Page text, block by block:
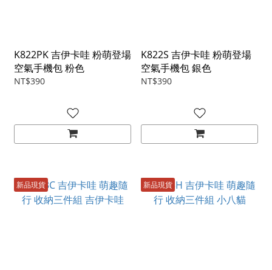
K822PK 吉伊卡哇 粉萌登場
空氣手機包 粉色
NT$390
K822S 吉伊卡哇 粉萌登場
空氣手機包 銀色
NT$390
新品現貨 新品現貨